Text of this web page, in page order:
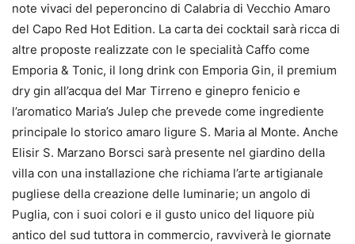
note vivaci del peperoncino di Calabria di Vecchio Amaro
del Capo Red Hot Edition. La carta dei cocktail sarà ricca di
altre proposte realizzate con le specialità Caffo come
Emporia & Tonic, il long drink con Emporia Gin, il premium
dry gin all’acqua del Mar Tirreno e ginepro fenicio e
l’aromatico Maria’s Julep che prevede come ingrediente
principale lo storico amaro ligure S. Maria al Monte. Anche
Elisir S. Marzano Borsci sarà presente nel giardino della
villa con una installazione che richiama l’arte artigianale
pugliese della creazione delle luminarie; un angolo di
Puglia, con i suoi colori e il gusto unico del liquore più
antico del sud tuttora in commercio, ravviverà le giornate